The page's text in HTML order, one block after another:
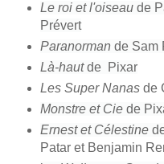
Le roi et l'oiseau de
Prévert
Paranorman de Sam
Là-hautde Pixar
Les Super Nanasde
Monstre et Ciede
Ernest et Célestine
Patar et Benjamin